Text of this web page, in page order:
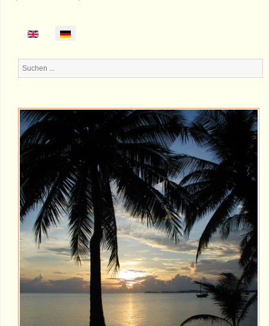
Suchen
...